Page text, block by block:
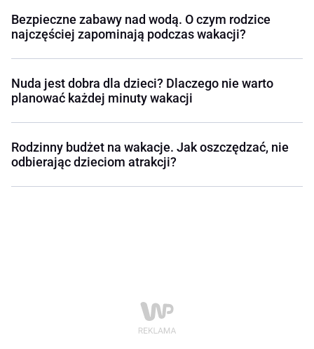
Bezpieczne zabawy nad wodą. O czym rodzice
najczęściej zapominają podczas wakacji?
Nuda jest dobra dla dzieci? Dlaczego nie warto
planować każdej minuty wakacji
Rodzinny budżet na wakacje. Jak oszczędzać, nie
odbierając dzieciom atrakcji?